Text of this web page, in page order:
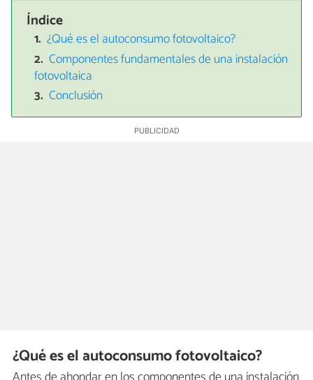
Índice
¿Qué es el autoconsumo fotovoltaico?
Componentes fundamentales de una instalación
fotovoltaica
Conclusión
¿Qué es el autoconsumo fotovoltaico?